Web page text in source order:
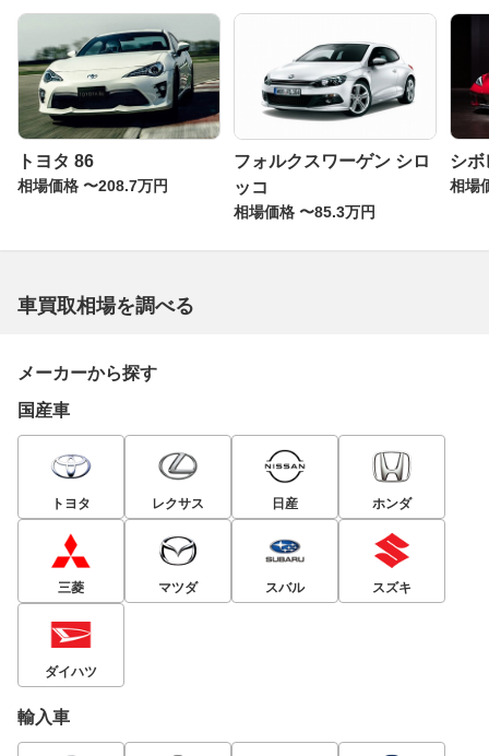
トヨタ 86
相場価格 〜208.7万円
フォルクスワーゲン シロ
ッコ
相場価格 〜85.3万円
シボ
相場
車買取相場を調べる
メーカーから探す
国産車
トヨタ レクサス 日産 ホンダ
三菱 マツダ スバル スズキ
ダイハツ
輸入車